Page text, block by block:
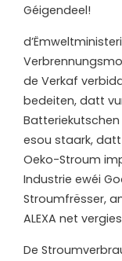
Géigendeel!
d’
de Verkaf
bedeiten, datt
esou staark,
Oeko-Stroum
Industrie ewéi
Stroumfrësser,
ALEXA net
De